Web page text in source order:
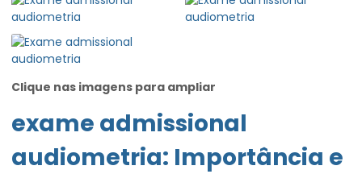
Clique nas imagens para ampliar
exame admissional
audiometria: Importância e